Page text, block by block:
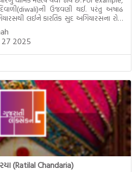
ઉજવણી થઈ. પરંતુ અષાઢ
લઈને કારતિક સુદ અગિયારસના રોજ
મોટેભાગે યજ્ઞોપવીત સંસ્કાર, લગ્ન,
[…] 2025
(Ratilal Chandaria)